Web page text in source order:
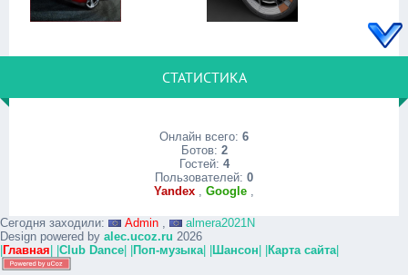
СТАТИСТИКА
Онлайн всего: 6
Ботов: 2
Гостей: 4
Пользователей: 0
Yandex , Google ,
Сегодня заходили: Admin ,
almera2021N
Design powered by alec.ucoz.ru 2026
Главная Club Dance Поп-музыка| Шансон Карта сайта|